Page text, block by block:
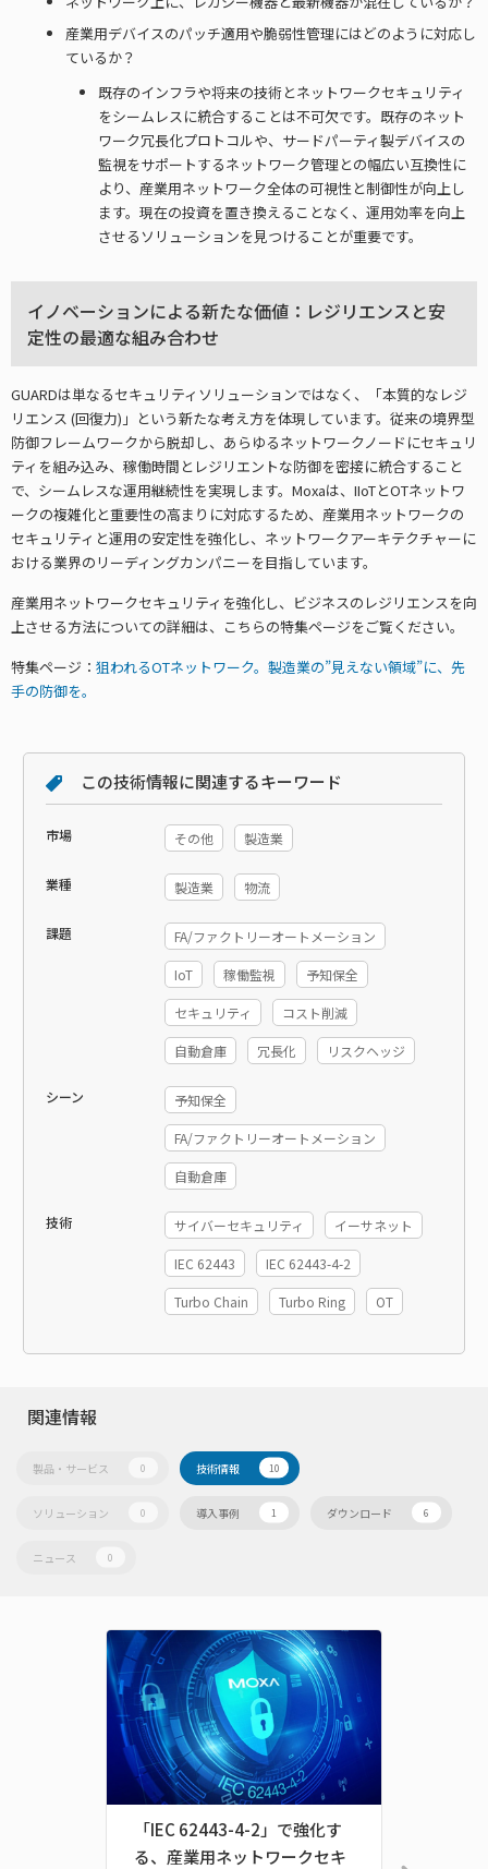
産業用デバイスのパッチ適用や脆弱性管理にはどのように対応し
ているか？
既存のインフラや将来の技術とネットワークセキュリティ
をシームレスに統合することは不可欠です。既存のネット
ワーク冗長化プロトコルや、サードパーティ製デバイスの
監視をサポートするネットワーク管理との幅広い互換性に
より、産業用ネットワーク全体の可視性と制御性が向上し
ます。現在の投資を置き換えることなく、運用効率を向上
させるソリューションを見つけることが重要です。
イノベーションによる新たな価値：レジリエンスと安
定性の最適な組み合わせ
GUARDは単なるセキュリティソリューションではなく、「本質的なレジ
リエンス (回復力)」という新たな考え方を体現しています。従来の境界型
防御フレームワークから脱却し、あらゆるネットワークノードにセキュリ
ティを組み込み、稼働時間とレジリエントな防御を密接に統合すること
で、シームレスな運用継続性を実現します。Moxaは、IIoTとOTネットワ
ークの複雑化と重要性の高まりに対応するため、産業用ネットワークの
セキュリティと運用の安定性を強化し、ネットワークアーキテクチャーに
おける業界のリーディングカンパニーを目指しています。
産業用ネットワークセキュリティを強化し、ビジネスのレジリエンスを向
上させる方法についての詳細は、こちらの特集ページをご覧ください。
特集ページ： 狙われるOTネットワーク。製造業の”見えない領域”に、先
手の防御を。
この技術情報に関連するキーワード
市場 その他 製造業
業種 製造業 物流
課題 FA/ファクトリーオートメーション
IoT 稼働監視 予知保全
セキュリティ コスト削減
自動倉庫 冗長化 リスクヘッジ
シーン 予知保全
FA/ファクトリーオートメーション
自動倉庫
技術 サイバーセキュリティ イーサネット
IEC 62443 IEC 62443-4-2
Turbo Chain Turbo Ring OT
関連情報
製品・サービス 0 技術情報 10
ソリューション 0 導入事例 1 ダウンロード 6
ニュース 0
「IEC 62443-4-2」で強化す
る、産業用ネットワークセキ